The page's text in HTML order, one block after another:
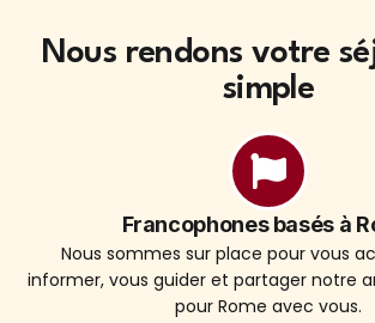
Nous rendons votre
simple
Francophones basés à
Nous sommes sur place pour vous
informer, vous guider et partager notre
pour Rome avec vous.